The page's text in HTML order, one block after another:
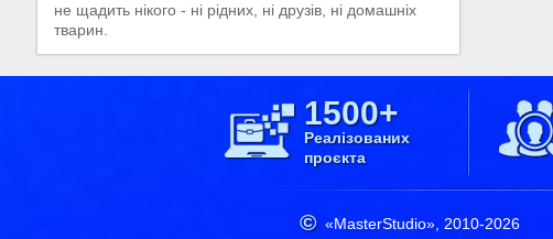
не щадить нікого - ні рідних, ні друзів, ні домашніх
тварин.
1500+
Реалізованих
проєкта
«MasterStudio»,2010-2026